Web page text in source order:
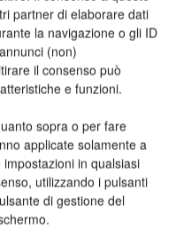
partner di elaborare dati
la navigazione o gli ID
(non)
il consenso può
e funzioni.
sopra o per fare
applicate solamente a
in qualsiasi
utilizzando i pulsanti
di gestione del
n.6 - Dicembre 2025